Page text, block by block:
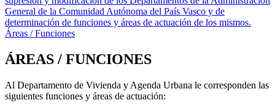
General de la Comunidad Autónoma del País Vasco y de
determinación de funciones y áreas de actuación de los mismos.
Áreas / Funciones
ÁREAS / FUNCIONES
Al Departamento de Vivienda y Agenda Urbana le corresponden las
siguientes funciones y áreas de actuación: